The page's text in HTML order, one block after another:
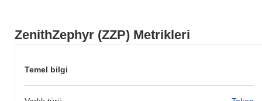
ZenithZephyr (ZZP) Metrikleri
Temel bilgi